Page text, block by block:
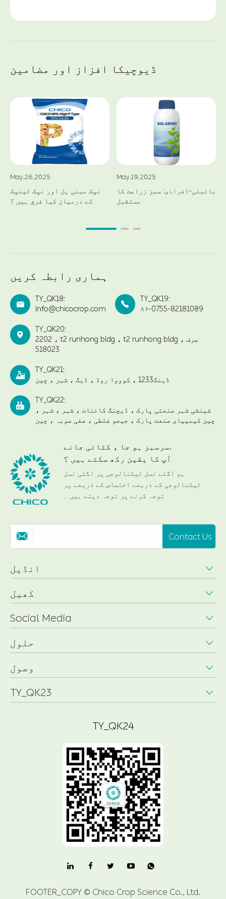
ڈیوچیکا افزاز اور مضامین
May.26.2025
نپک مبنی ہل اور نپک لینپک
کے درمیان کیا فرق ہیں ؟
May.19.2025
بائبلی-افرادی: سبز زراعت کا
مستقبل
ہماری رابطہ کریں

TY_QK18:
Info@chicocrop.com

TY_QK19:
۸۶-0755-82181089

TY_QK20:
2202 ، t2 runhong bldg ، t2 runhong bldg ، صرف
518023

TY_QK21:
ڈینگ1233 ، کوووا روڈ ، ڈیگ ، شہر ، چین

TY_QK22:
شینشی شہر صنعتی پارک ، ڈیچنگ کائنات ، شہر ، شہر ،
چین کیمییای صنعت پارک ، جیجو ضلطی ، هغی صوبہ ، چین
سرسبز ہو جا ، کٹائی جانے.
آپ کا یقین رکھ سکتے ہیں ؟
ہم اگلے نسل ٹیکنالوجی پر اگلی نسل
ٹیکنالوجی کے ذریعے اختصاص کے ذریعے پر
توجہ کرنے پر توجہ دیتے ہیں ۔
 Contact Us
انڈیل 
کھیل 
Social Media 
حلول 
وصول 
TY_QK23 
TY_QK24

FOOTER_COPY © Chico Crop Science Co., Ltd.